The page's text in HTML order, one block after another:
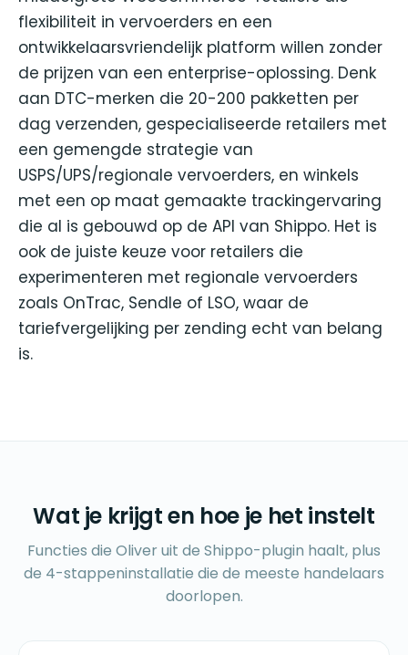
flexibiliteit in vervoerders en een
ontwikkelaarsvriendelijk platform willen zonder
de prijzen van een enterprise-oplossing. Denk
aan DTC-merken die 20-200 pakketten per
dag verzenden, gespecialiseerde retailers met
een gemengde strategie van
USPS/UPS/regionale vervoerders, en winkels
met een op maat gemaakte trackingervaring
die al is gebouwd op de API van Shippo. Het is
ook de juiste keuze voor retailers die
experimenteren met regionale vervoerders
zoals OnTrac, Sendle of LSO, waar de
tariefvergelijking per zending echt van belang
is.
Wat je krijgt en hoe je het instelt
Functies die Oliver uit de Shippo-plugin haalt, plus
de 4-stappeninstallatie die de meeste handelaars
doorlopen.